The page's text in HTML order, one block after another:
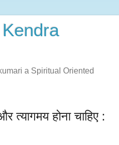
a Spiritual Oriented
त्यागमय होना चाहिए :